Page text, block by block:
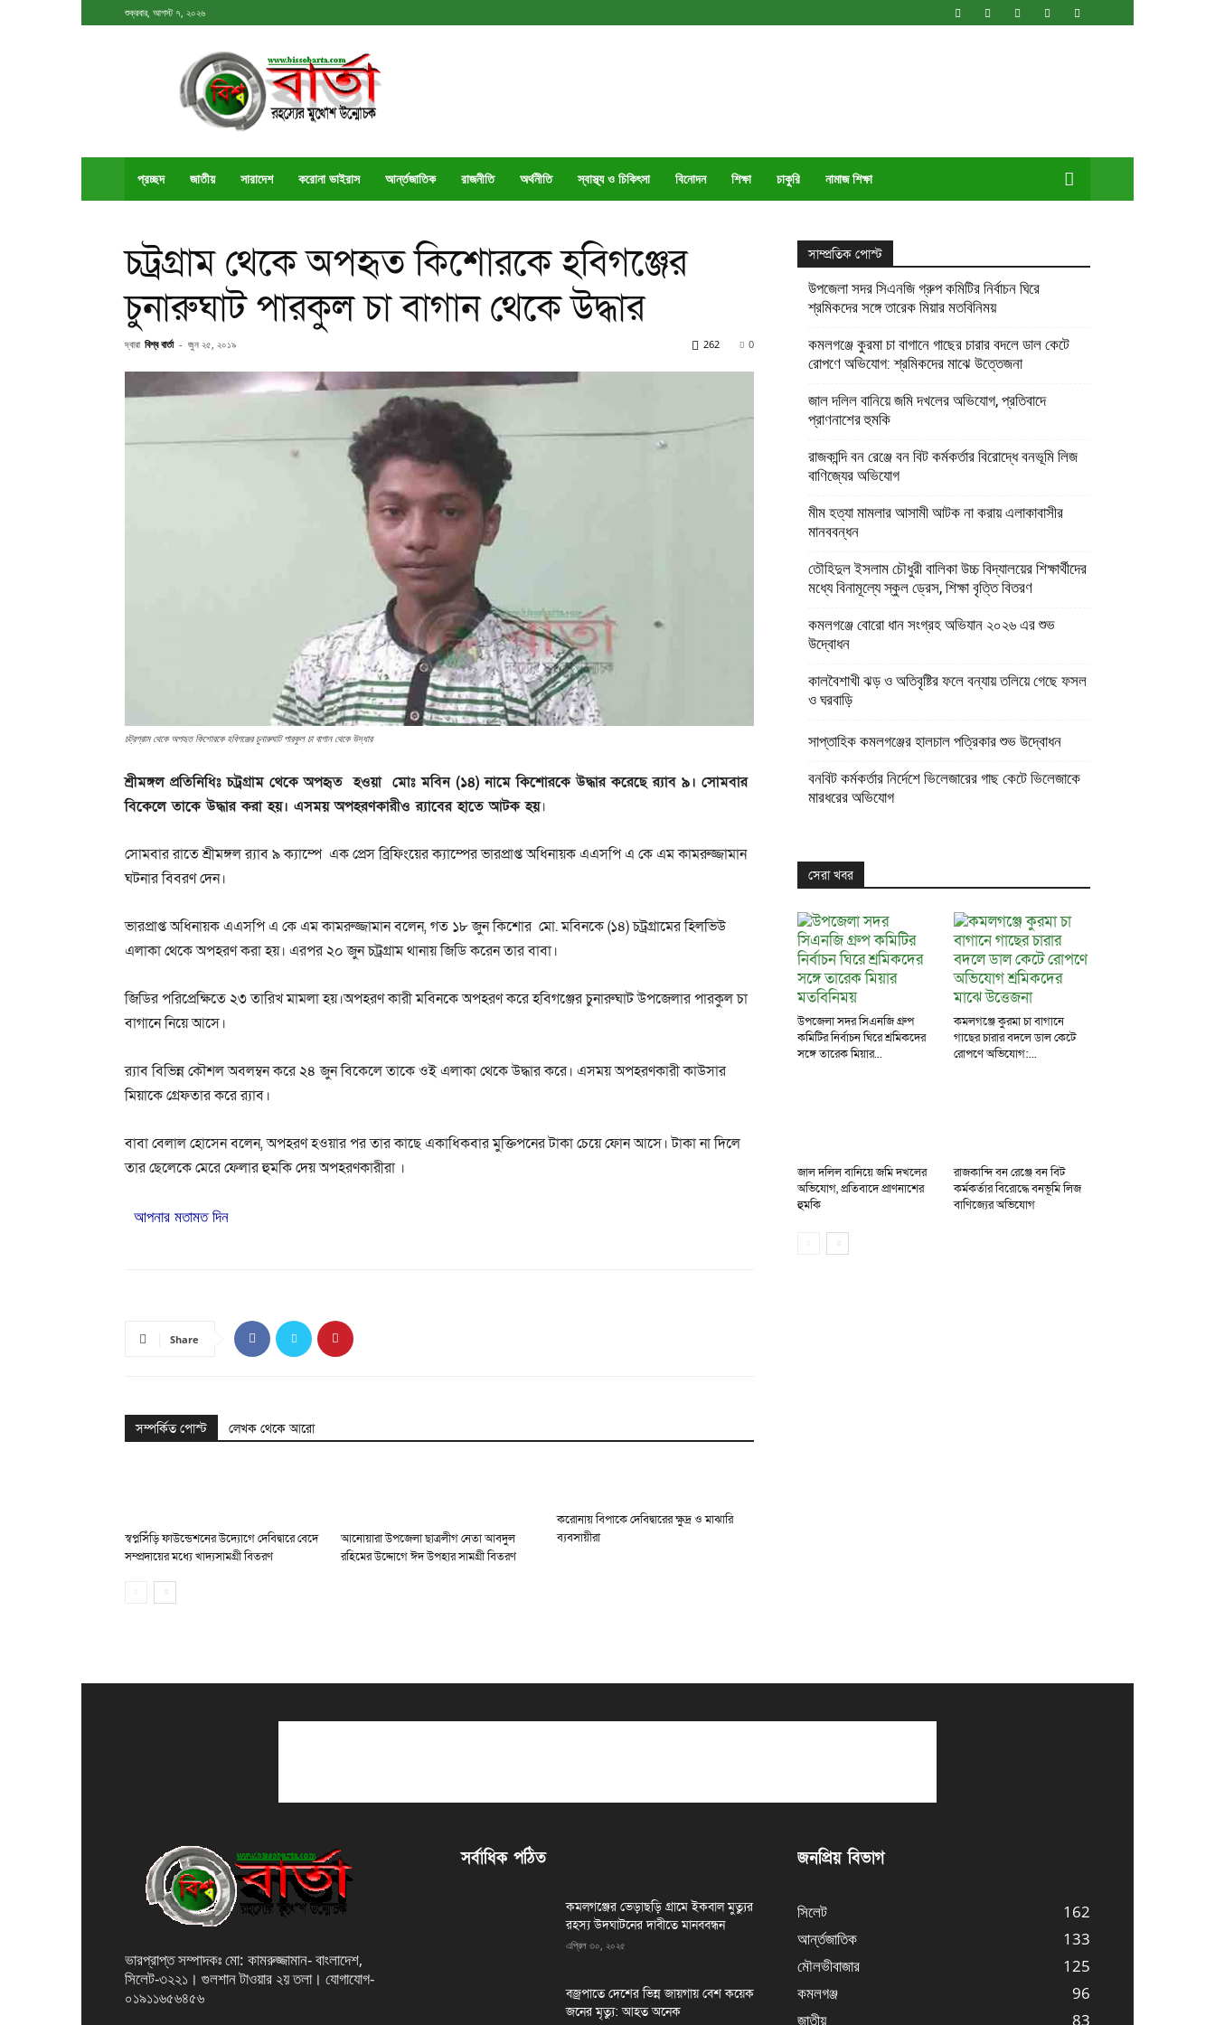
শুক্রবার, আগস্ট ৭, ২০২৬
বিশ্ববার্তা
প্রচ্ছদ জাতীয় সারাদেশ করোনা ভাইরাস আর্ন্তজাতিক রাজনীতি অর্থনীতি স্বাস্থ্য ও চিকিৎসা বিনোদন শিক্ষা চাকুরি নামাজ শিক্ষা
চট্রগ্রাম থেকে অপহৃত কিশোরকে হবিগঞ্জের
চুনারুঘাট পারকুল চা বাগান থেকে উদ্ধার
দ্বারা বিশ্ব বার্তা - জুন ২৫, ২০১৯ 0
262
চট্রগ্রাম থেকে অপহৃত কিশোরকে হবিগঞ্জের চুনারুঘাট পারকুল চা বাগান থেকে উদ্ধার
শ্রীমঙ্গল প্রতিনিধিঃ চট্রগ্রাম থেকে অপহৃত হওয়া মোঃ মবিন (১৪) নামে কিশোরকে উদ্ধার করেছে র‍্যাব ৯। সোমবার
বিকেলে তাকে উদ্ধার করা হয়। এসময় অপহরণকারীও র‍্যাবের হাতে আটক হয়।
সোমবার রাতে শ্রীমঙ্গল র‍্যাব ৯ ক্যাম্পে এক প্রেস ব্রিফিংয়ের ক্যাম্পের ভারপ্রাপ্ত অধিনায়ক এএসপি এ কে এম কামরুজ্জামান
ঘটনার বিবরণ দেন।
ভারপ্রাপ্ত অধিনায়ক এএসপি এ কে এম কামরুজ্জামান বলেন, গত ১৮ জুন কিশোর মো. মবিনকে (১৪) চট্রগ্রামের হিলভিউ
এলাকা থেকে অপহরণ করা হয়। এরপর ২০ জুন চট্রগ্রাম থানায় জিডি করেন তার বাবা।
জিডির পরিপ্রেক্ষিতে ২৩ তারিখ মামলা হয়।অপহরণ কারী মবিনকে অপহরণ করে হবিগঞ্জের চুনারুঘাট উপজেলার পারকুল চা
বাগানে নিয়ে আসে।
র‍্যাব বিভিন্ন কৌশল অবলম্বন করে ২৪ জুন বিকেলে তাকে ওই এলাকা থেকে উদ্ধার করে। এসময় অপহরণকারী কাউসার
মিয়াকে গ্রেফতার করে র‍্যাব।
বাবা বেলাল হোসেন বলেন, অপহরণ হওয়ার পর তার কাছে একাধিকবার মুক্তিপনের টাকা চেয়ে ফোন আসে। টাকা না দিলে
তার ছেলেকে মেরে ফেলার হুমকি দেয় অপহরণকারীরা ।
আপনার মতামত দিন
Share
সম্পর্কিত পোস্ট লেখক থেকে আরো
স্বপ্নসিঁড়ি ফাউন্ডেশনের উদ্যোগে দেবিদ্বারে বেদে
সম্প্রদায়ের মধ্যে খাদ্যসামগ্রী বিতরণ
আনোয়ারা উপজেলা ছাত্রলীগ নেতা আবদুল
রহিমের উদ্দোগে ঈদ উপহার সামগ্রী বিতরণ
করোনায় বিপাকে দেবিদ্বারের ক্ষুদ্র ও মাঝারি
ব্যবসায়ীরা
সাম্প্রতিক পোস্ট
উপজেলা সদর সিএনজি গ্রুপ কমিটির নির্বাচন ঘিরে
শ্রমিকদের সঙ্গে তারেক মিয়ার মতবিনিময়
কমলগঞ্জে কুরমা চা বাগানে গাছের চারার বদলে ডাল কেটে
রোপণে অভিযোগ: শ্রমিকদের মাঝে উত্তেজনা
জাল দলিল বানিয়ে জমি দখলের অভিযোগ, প্রতিবাদে
প্রাণনাশের হুমকি
রাজকান্দি বন রেঞ্জে বন বিট কর্মকর্তার বিরোদ্ধে বনভূমি লিজ
বাণিজ্যের অভিযোগ
মীম হত্যা মামলার আসামী আটক না করায় এলাকাবাসীর
মানববন্ধন
তৌহিদুল ইসলাম চৌধুরী বালিকা উচ্চ বিদ্যালয়ের শিক্ষার্থীদের
মধ্যে বিনামূল্যে স্কুল ড্রেস, শিক্ষা বৃত্তি বিতরণ
কমলগঞ্জে বোরো ধান সংগ্রহ অভিযান ২০২৬ এর শুভ
উদ্বোধন
কালবৈশাখী ঝড় ও অতিবৃষ্টির ফলে বন্যায় তলিয়ে গেছে ফসল
ও ঘরবাড়ি
সাপ্তাহিক কমলগঞ্জের হালচাল পত্রিকার শুভ উদ্বোধন
বনবিট কর্মকর্তার নির্দেশে ভিলেজারের গাছ কেটে ভিলেজাকে
মারধরের অভিযোগ
সেরা খবর
উপজেলা সদর সিএনজি গ্রুপ
কমিটির নির্বাচন ঘিরে শ্রমিকদের
সঙ্গে তারেক মিয়ার...
কমলগঞ্জে কুরমা চা বাগানে
গাছের চারার বদলে ডাল কেটে
রোপণে অভিযোগ:...
জাল দলিল বানিয়ে জমি দখলের
অভিযোগ, প্রতিবাদে প্রাণনাশের
হুমকি
রাজকান্দি বন রেঞ্জে বন বিট
কর্মকর্তার বিরোদ্ধে বনভূমি লিজ
বাণিজ্যের অভিযোগ
ভারপ্রাপ্ত সম্পাদকঃ মো: কামরুজ্জামান- বাংলাদেশ,
সিলেট-৩২২১। গুলশান টাওয়ার ২য় তলা। যোগাযোগ-
০১৯১১৬৫৬৪৫৬
সর্বাধিক পঠিত
কমলগঞ্জের ভেড়াছড়ি গ্রামে ইকবাল মুত্যুর
রহস্য উদঘাটনের দাবীতে মানববন্ধন
এপ্রিল ৩০, ২০২৫
বজ্রপাতে দেশের ভিন্ন জায়গায় বেশ কয়েক
জনের মৃত্যু: আহত অনেক
জনপ্রিয় বিভাগ
সিলেট
162
আর্ন্তজাতিক
133
মৌলভীবাজার
125
কমলগঞ্জ
96
জাতীয়
83